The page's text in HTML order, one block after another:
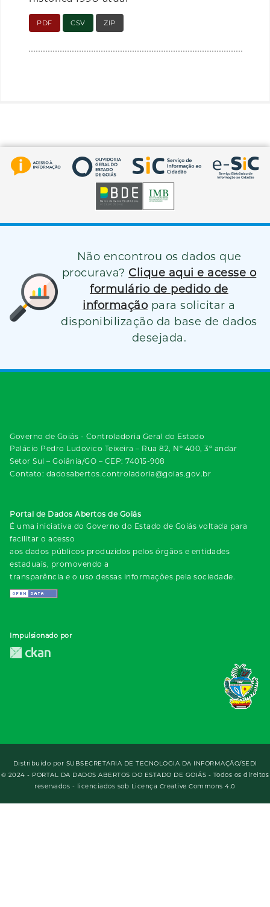
PDF CSV ZIP
Não encontrou os dados que
procurava? Clique aqui e acesse o
formulário de pedido de
informação para solicitar a
disponibilização da base de dados
desejada.
Governo de Goiás - Controladoria Geral do Estado
Palácio Pedro Ludovico Teixeira – Rua 82, Nº 400, 3º andar
Setor Sul – Goiânia/GO – CEP: 74015-908
Contato: dadosabertos.controladoria@goias.gov.br
Portal de Dados Abertos de Goiás
É uma iniciativa do Governo do Estado de Goiás voltada para
facilitar o acesso
aos dados públicos produzidos pelos órgãos e entidades
estaduais, promovendo a
transparência e o uso dessas informações pela sociedade.
Impulsionado por
Distribuído por SUBSECRETARIA DE TECNOLOGIA DA INFORMAÇÃO/SEDI
© 2024 - PORTAL DA DADOS ABERTOS DO ESTADO DE GOIÁS - Todos os direitos
reservados - licenciados sob Licença Creative Commons 4.0